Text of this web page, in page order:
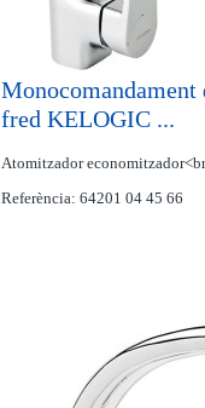
Monocomandament
fred KELOGIC ...
Atomitzador
Referència: 64201 04 45 66